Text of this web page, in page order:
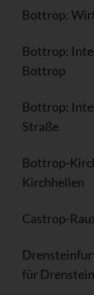
Bottrop:
Bottrop:
Bottrop
Bottrop:
Straße
Bottrop-
Kirchhellen
Castrop-
für